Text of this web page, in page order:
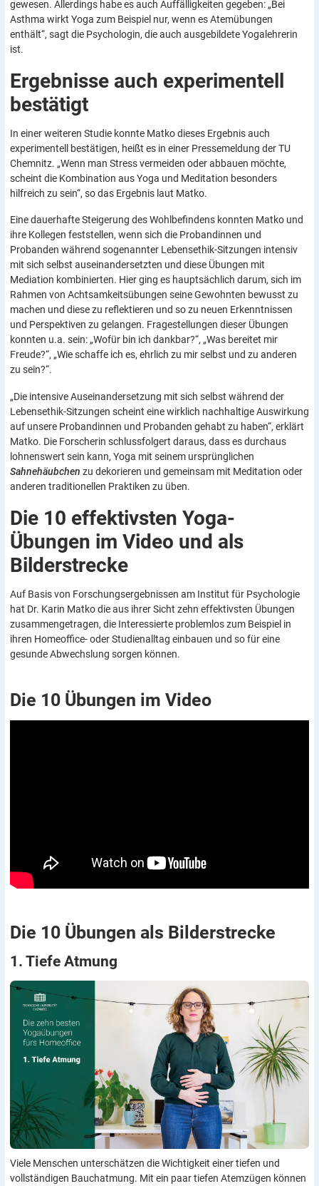
gewesen. Allerdings habe es auch Auffälligkeiten gegeben: „Bei
Asthma wirkt Yoga zum Beispiel nur, wenn es Atemübungen
enthält“, sagt die Psychologin, die auch ausgebildete Yogalehrerin
ist.
Ergebnisse auch experimentell
bestätigt
In einer weiteren Studie konnte Matko dieses Ergebnis auch
experimentell bestätigen, heißt es in einer Pressemeldung der TU
Chemnitz. „Wenn man Stress vermeiden oder abbauen möchte,
scheint die Kombination aus Yoga und Meditation besonders
hilfreich zu sein“, so das Ergebnis laut Matko.
Eine dauerhafte Steigerung des Wohlbefindens konnten Matko und
ihre Kollegen feststellen, wenn sich die Probandinnen und
Probanden während sogenannter Lebensethik-Sitzungen intensiv
mit sich selbst auseinandersetzten und diese Übungen mit
Mediation kombinierten. Hier ging es hauptsächlich darum, sich im
Rahmen von Achtsamkeitsübungen seine Gewohnten bewusst zu
machen und diese zu reflektieren und so zu neuen Erkenntnissen
und Perspektiven zu gelangen. Fragestellungen dieser Übungen
konnten u.a. sein: „Wofür bin ich dankbar?“, „Was bereitet mir
Freude?“, „Wie schaffe ich es, ehrlich zu mir selbst und zu anderen
zu sein?“.
„Die intensive Auseinandersetzung mit sich selbst während der
Lebensethik-Sitzungen scheint eine wirklich nachhaltige Auswirkung
auf unsere Probandinnen und Probanden gehabt zu haben“, erklärt
Matko. Die Forscherin schlussfolgert daraus, dass es durchaus
lohnenswert sein kann, Yoga mit seinem ursprünglichen
Sahnehäubchen zu dekorieren und gemeinsam mit Meditation oder
anderen traditionellen Praktiken zu üben.
Die 10 effektivsten Yoga-
Übungen im Video und als
Bilderstrecke
Auf Basis von Forschungsergebnissen am Institut für Psychologie
hat Dr. Karin Matko die aus ihrer Sicht zehn effektivsten Übungen
zusammengetragen, die Interessierte problemlos zum Beispiel in
ihren Homeoffice- oder Studienalltag einbauen und so für eine
gesunde Abwechslung sorgen können.
Die 10 Übungen im Video
Die 10 Übungen als Bilderstrecke
1. Tiefe Atmung
Viele Menschen unterschätzen die Wichtigkeit einer tiefen und
vollständigen Bauchatmung. Mit ein paar tiefen Atemzügen können